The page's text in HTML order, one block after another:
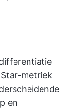
metriek
en